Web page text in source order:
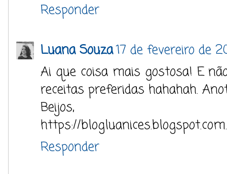
Responder
Luana Souza17 de fevereiro de
Ai que coisa mais gostosa! E
receitas preferidas hahahah.
Beijos,
https://
Responder